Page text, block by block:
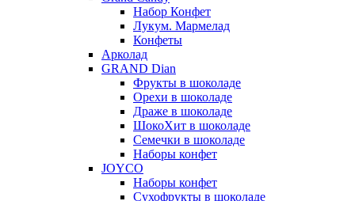
Набор Конфет
Лукум. Мармелад
Конфеты
Арколад
GRAND Dian
Фрукты в шоколаде
Орехи в шоколаде
Драже в шоколаде
ШокоХит в шоколаде
Семечки в шоколаде
Наборы конфет
JOYCO
Наборы конфет
Сухофрукты в шоколаде